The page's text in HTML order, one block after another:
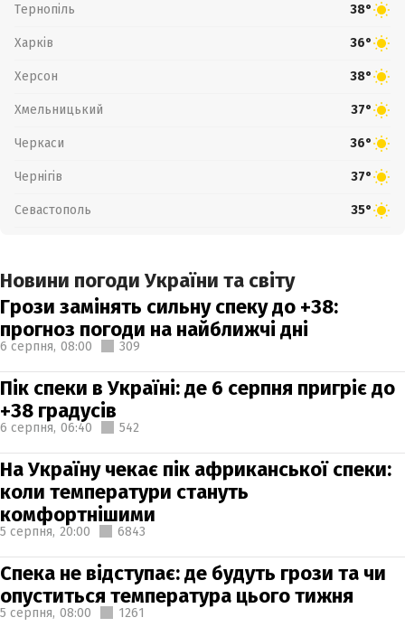
Тернопіль 38°
Харків 36°
Херсон 38°
Хмельницький 37°
Черкаси 36°
Чернігів 37°
Севастополь 35°
Новини погоди України та світу
Грози замінять сильну спеку до +38:
прогноз погоди на найближчі дні
6 серпня, 08:00 309
Пік спеки в Україні: де 6 серпня пригріє до
+38 градусів
6 серпня, 06:40 542
На Україну чекає пік африканської спеки:
коли температури стануть
комфортнішими
5 серпня, 20:00 6843
Спека не відступає: де будуть грози та чи
опуститься температура цього тижня
5 серпня, 08:00 1261